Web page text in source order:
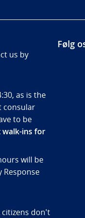
us by
as is the
consular
to be
walk-ins for
will be
Response
citizens don't
Følg